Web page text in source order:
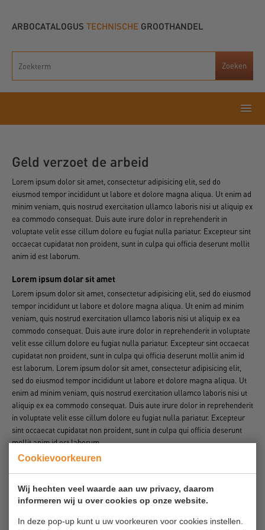
Cookievoorkeuren
Wij hechten veel waarde aan uw privacy, daarom
informeren wij u over cookies op onze website.
In deze pop-up kunt u uw voorkeuren voor cookies instellen.
ARBOCATALOGUS TECHNISCHE GROOTHANDEL
Geld verzoet de arbeid
Lorem ipsum dolor sit amet, consectetur adipisicing elit, sed do
eiusmod tempor incididunt ut labore et dolore magna aliqua. Ut enim ad
minim veniam, quis nostrud exercitation ullamco laboris nisi ut aliquip ex
ea commodo consequat. Duis aute irure dolor in reprehenderit in
voluptate velit esse cillum dolore eu fugiat nulla pariatur. Excepteur sint
occaecat cupidatat non proident, sunt in culpa qui officia deserunt mollit
anim id est laborum.
Lorem ipsum dolar sit amet
Lorem ipsum dolor sit amet, consectetur adipisicing elit, sed do eiusmod
tempor incididunt ut labore et dolore magna aliqua. Ut enim ad minim
veniam, quis nostrud exercitation ullamco laboris nisi ut aliquip ex ea
commodo consequat. Duis aute irure dolor in reprehenderit in voluptate
velit esse cillum dolore eu fugiat nulla pariatur. Excepteur sint occaecat
cupidatat non proident, sunt in culpa qui officia deserunt mollit anim id
est laborum. Lorem ipsum dolor sit amet, consectetur adipisicing elit,
sed do eiusmod tempor incididunt ut labore et dolore magna aliqua. Ut
enim ad minim veniam, quis nostrud exercitation ullamco laboris nisi ut
aliquip ex ea commodo consequat. Duis aute irure dolor in reprehenderit
in voluptate velit esse cillum dolore eu fugiat nulla pariatur. Excepteur
sint occaecat cupidatat non proident, sunt in culpa qui officia deserunt
mollit anim id est laborum.
tempor incididunt ut labore et dolore magna aliqua. Ut enim ad minim
veniam, quis nostrud exercitation ullamco laboris nisi ut aliquip ex ea
commodo consequat. Duis aute irure dolor in reprehenderit in voluptate